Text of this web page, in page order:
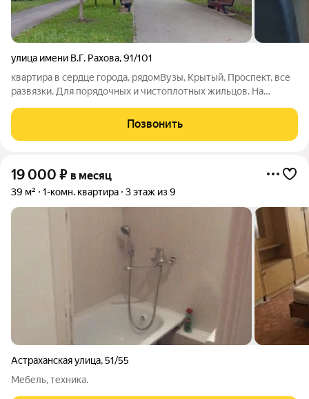
улица имени В.Г. Рахова,91/101
квартира в сердце города, рядомВузы, Крытый, Проспект, все
развязки. Для порядочных и чистоплотных жильцов. На
Позвонить
19 000 ₽ в месяц
39 м² 1-комн. квартира 3 этаж из 9
Астраханская улица,51/55
Мебель, техника.